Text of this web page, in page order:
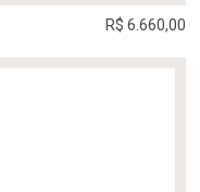
R$ 6.660,00